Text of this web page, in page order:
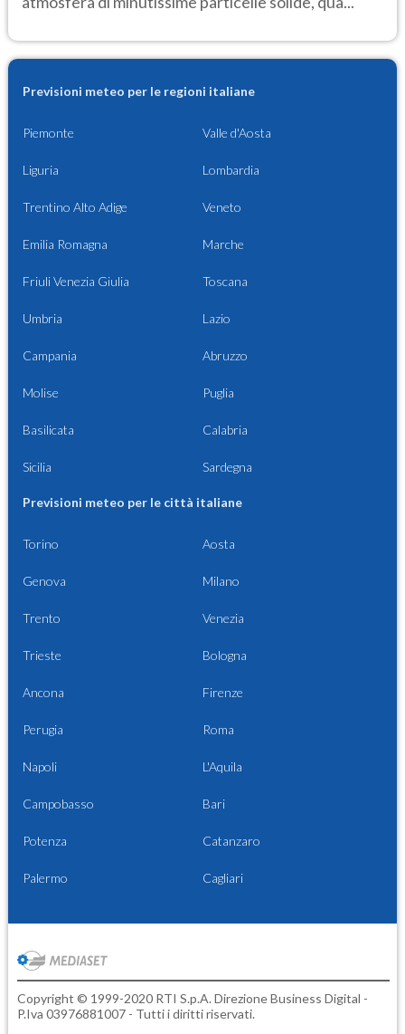
Previsioni meteo per le regioni italiane
Piemonte Valle d'Aosta
Liguria Lombardia
Trentino Alto Adige Veneto
Emilia Romagna Marche
Friuli Venezia Giulia Toscana
Umbria Lazio
Campania Abruzzo
Molise Puglia
Basilicata Calabria
Sicilia Sardegna
Previsioni meteo per le città italiane
Torino Aosta
Genova Milano
Trento Venezia
Trieste Bologna
Ancona Firenze
Perugia Roma
Napoli L'Aquila
Campobasso Bari
Potenza Catanzaro
Palermo Cagliari
Copyright © 1999-2020 RTI S.p.A. Direzione Business Digital -
P.Iva 03976881007 - Tutti i diritti riservati.